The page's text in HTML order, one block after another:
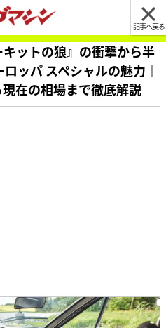
記事へ戻る
ットの狼』の衝撃から半
ッパ スペシャルの魅力｜
在の相場まで徹底解説